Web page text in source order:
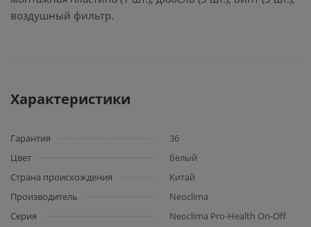
воздушный фильтр.
Характеристики
Гарантия
36
Цвет
белый
Страна происхождения
Китай
Производитель
Neoclima
Серия
Neoclima Pro-Health On-Off